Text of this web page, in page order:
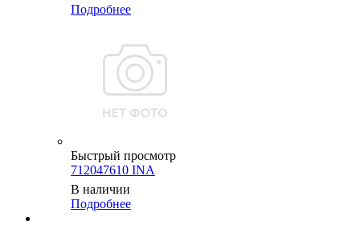
Подробнее
Быстрый просмотр
712047610 INA
В наличии
Подробнее